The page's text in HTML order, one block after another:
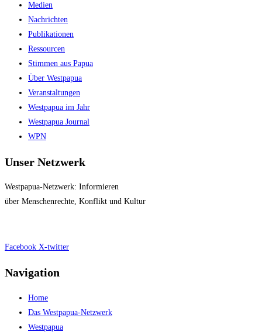
Medien
Nachrichten
Publikationen
Ressourcen
Stimmen aus Papua
Über Westpapua
Veranstaltungen
Westpapua im Jahr
Westpapua Journal
WPN
Unser Netzwerk
Westpapua-Netzwerk: Informieren
über Menschenrechte, Konflikt und Kultur
Facebook X-twitter
Navigation
Home
Das Westpapua-Netzwerk
Westpapua